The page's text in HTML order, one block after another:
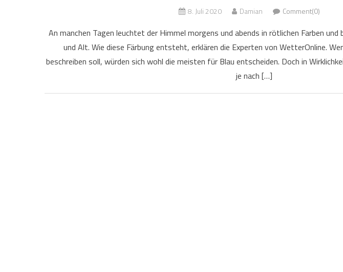
8. Juli 2020 Damian Comment(0)
An manchen Tagen leuchtet der Himmel morgens und abends in rötlichen Farben
und Alt. Wie diese Färbung entsteht, erklären die Experten von WetterOnline.
beschreiben soll, würden sich wohl die meisten für Blau entscheiden. Doch in
je nach […]